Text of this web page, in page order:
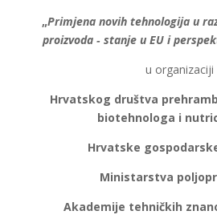
„Primjena novih tehnologija u
proizvoda ‐ stanje u EU i
u organizaciji
Hrvatskog društva
biotehnologa i
Hrvatske
Ministarstva
Akademije tehničkih